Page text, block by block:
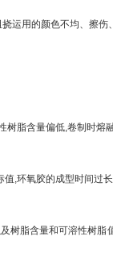
用的颜色不均、擦伤
脂含量偏低,卷制时熔融
氧胶的成型时间过长
脂含量和可溶性树脂